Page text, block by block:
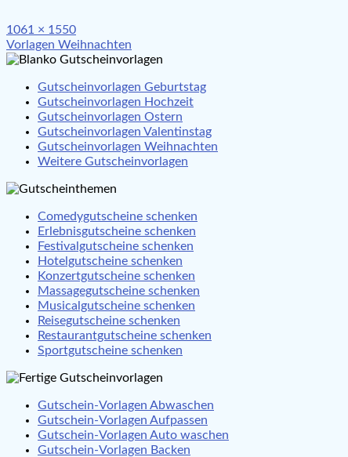
Full
size
1061 × 1550
Beitragsnavigation
Vorlagen Weihnachten
Gutscheinvorlagen Geburtstag
Gutscheinvorlagen Hochzeit
Gutscheinvorlagen Ostern
Gutscheinvorlagen Valentinstag
Gutscheinvorlagen Weihnachten
Weitere Gutscheinvorlagen
Comedygutscheine schenken
Erlebnisgutscheine schenken
Festivalgutscheine schenken
Hotelgutscheine schenken
Konzertgutscheine schenken
Massagegutscheine schenken
Musicalgutscheine schenken
Reisegutscheine schenken
Restaurantgutscheine schenken
Sportgutscheine schenken
Gutschein-Vorlagen Abwaschen
Gutschein-Vorlagen Aufpassen
Gutschein-Vorlagen Auto waschen
Gutschein-Vorlagen Backen